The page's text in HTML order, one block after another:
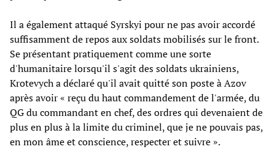
Il a également attaqué Syrskyi pour ne pas avoir accordé
suffisamment de repos aux soldats mobilisés sur le front.
Se présentant pratiquement comme une sorte
d'humanitaire lorsqu'il s'agit des soldats ukrainiens,
Krotevych a déclaré qu'il avait quitté son poste à Azov
après avoir « reçu du haut commandement de l'armée, du
QG du commandant en chef, des ordres qui devenaient de
plus en plus à la limite du criminel, que je ne pouvais pas,
en mon âme et conscience, respecter et suivre ».